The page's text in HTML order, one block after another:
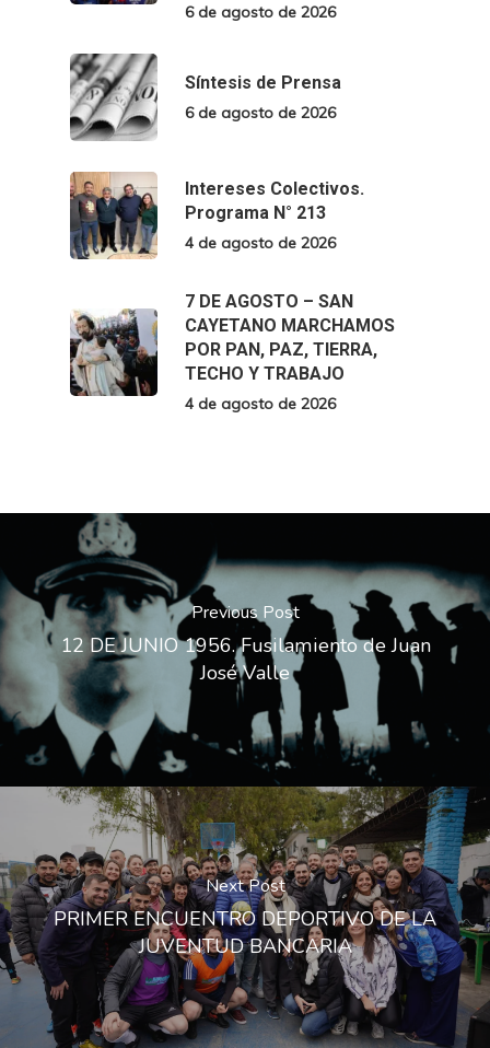
6 de agosto de 2026
Síntesis de Prensa
6 de agosto de 2026
Intereses Colectivos.
Programa N° 213
4 de agosto de 2026
7 DE AGOSTO – SAN
CAYETANO MARCHAMOS
POR PAN, PAZ, TIERRA,
TECHO Y TRABAJO
4 de agosto de 2026
Previous Post
12 DE JUNIO 1956. Fusilamiento de Juan
José Valle
Next Post
PRIMER ENCUENTRO DEPORTIVO DE LA
JUVENTUD BANCARIA